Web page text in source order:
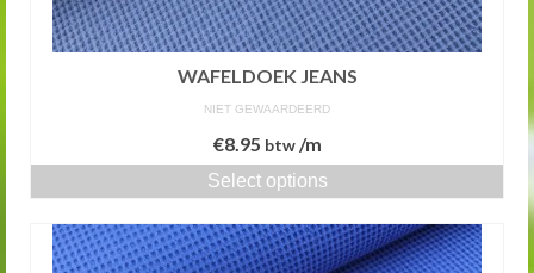
WAFELDOEK JEANS
NIET GEWAARDEERD
€8.95 btw/m
Select options